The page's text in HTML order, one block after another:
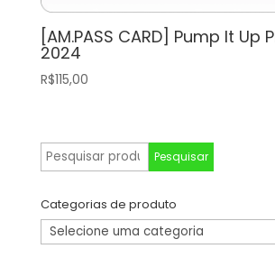
[AM.PASS CARD] Pump It Up
2024
R$115,00
Pesquisar
por:
Pesquisar
Categorias de produto